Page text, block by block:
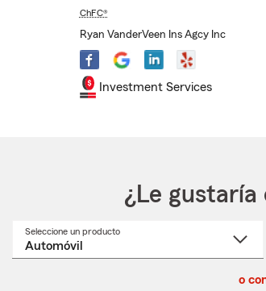
ChFC®
Ryan VanderVeen Ins Agcy Inc
Investment Services
¿Le
Seleccione un productoSeleccione
o